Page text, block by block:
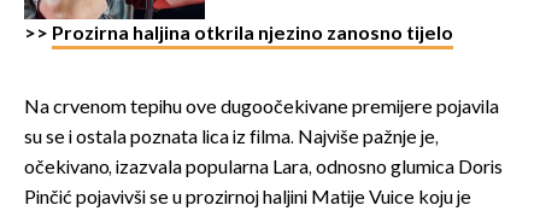
>> Prozirna haljina otkrila njezino zanosno tijelo
Na crvenom tepihu ove dugoočekivane premijere pojavila
su se i ostala poznata lica iz filma. Najviše pažnje je,
očekivano, izazvala popularna Lara, odnosno glumica Doris
Pinčić pojavivši se u prozirnoj haljini Matije Vuice koju je